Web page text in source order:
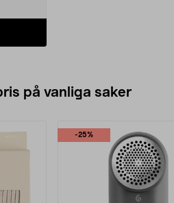
på vanliga saker
-25%